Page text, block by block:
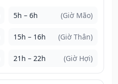
5h – 6h (Giờ Mão)
15h – 16h (Giờ Thân)
21h – 22h (Giờ Hợi)